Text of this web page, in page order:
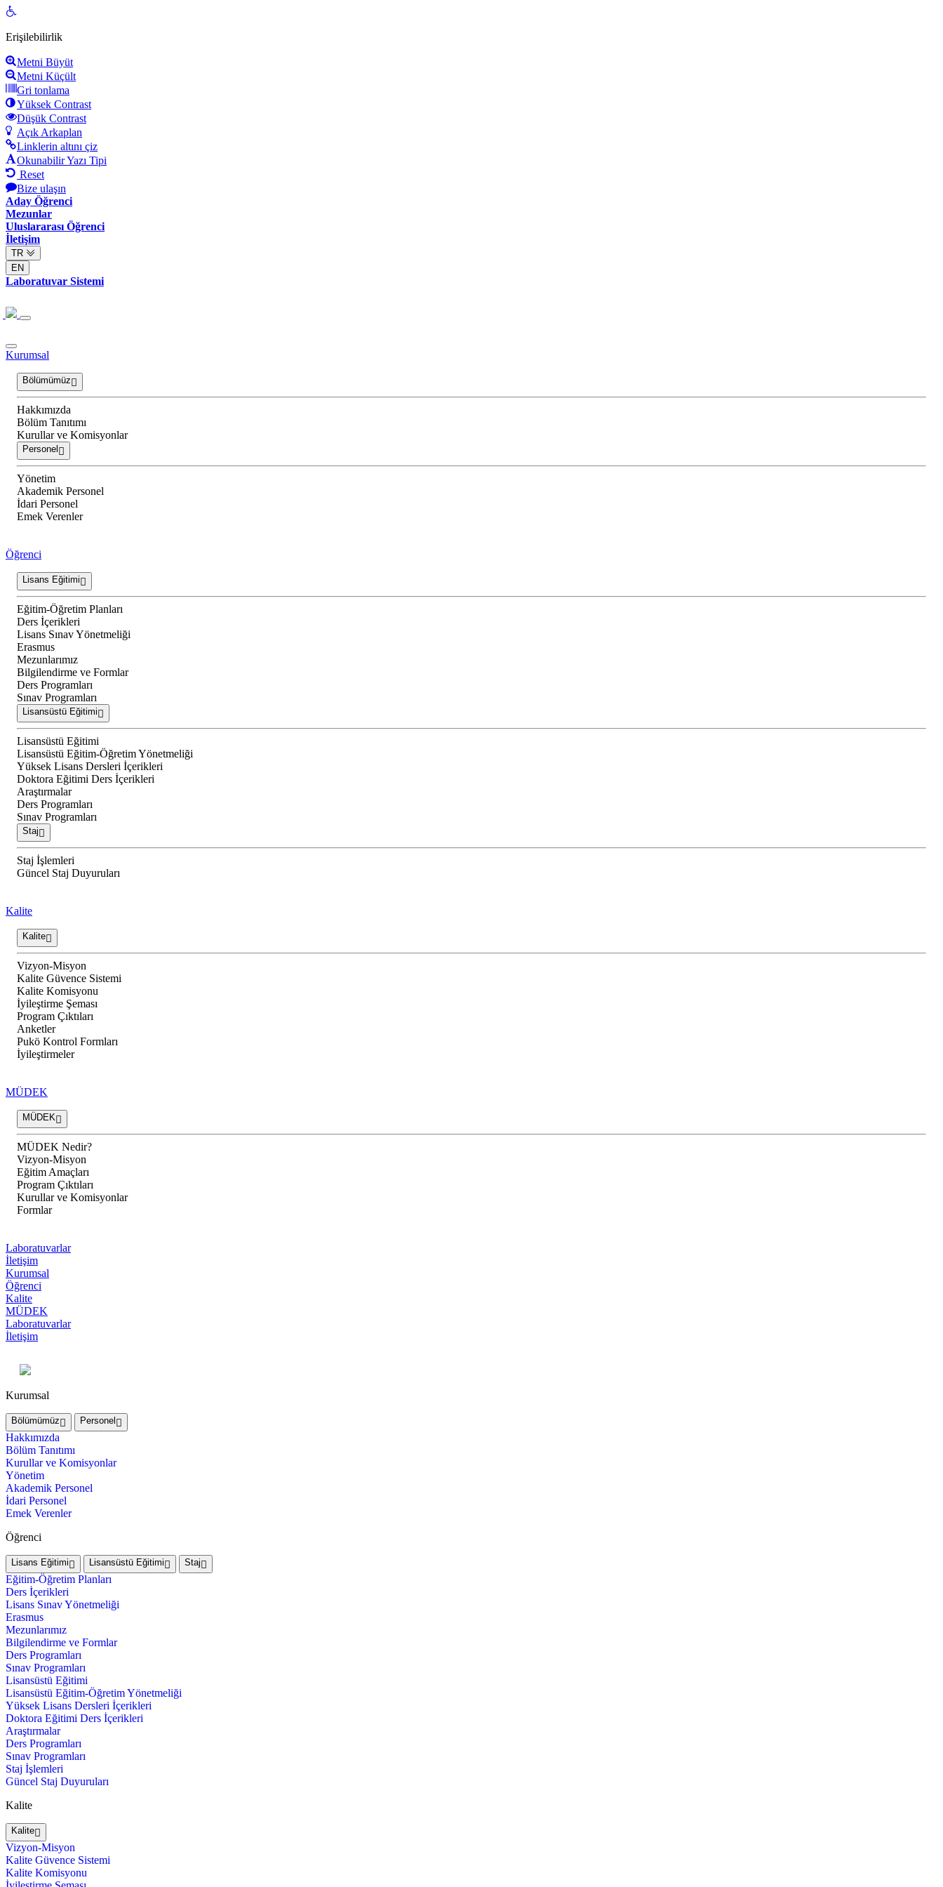
Open
Erişilebilirlik
Metni Büyüt
Metni Küçült
Gri tonlama
Yüksek Contrast
Düşük Contrast
Açık Arkaplan
Linklerin altını çiz
Okunabilir Yazı Tipi
Reset
Bize ulaşın
Aday Öğrenci
Mezunlar
Uluslararası Öğrenci
İletişim
TR
EN
Laboratuvar Sistemi
Kurumsal
Bölümümüz
Hakkımızda
Bölüm Tanıtımı
Kurullar ve Komisyonlar
Personel
Yönetim
Akademik Personel
İdari Personel
Emek Verenler
Öğrenci
Lisans Eğitimi
Eğitim-Öğretim Planları
Ders İçerikleri
Lisans Sınav Yönetmeliği
Erasmus
Mezunlarımız
Bilgilendirme ve Formlar
Ders Programları
Sınav Programları
Lisansüstü Eğitimi
Lisansüstü Eğitimi
Lisansüstü Eğitim-Öğretim Yönetmeliği
Yüksek Lisans Dersleri İçerikleri
Doktora Eğitimi Ders İçerikleri
Araştırmalar
Ders Programları
Sınav Programları
Staj
Staj İşlemleri
Güncel Staj Duyuruları
Kalite
Kalite
Vizyon-Misyon
Kalite Güvence Sistemi
Kalite Komisyonu
İyileştirme Şeması
Program Çıktıları
Anketler
Pukö Kontrol Formları
İyileştirmeler
MÜDEK
MÜDEK
MÜDEK Nedir?
Vizyon-Misyon
Eğitim Amaçları
Program Çıktıları
Kurullar ve Komisyonlar
Formlar
Laboratuvarlar
İletişim
Kurumsal
Öğrenci
Kalite
MÜDEK
Laboratuvarlar
İletişim
Kurumsal
Bölümümüz Personel
Hakkımızda
Bölüm Tanıtımı
Kurullar ve Komisyonlar
Yönetim
Akademik Personel
İdari Personel
Emek Verenler
Öğrenci
Lisans Eğitimi Lisansüstü Eğitimi Staj
Eğitim-Öğretim Planları
Ders İçerikleri
Lisans Sınav Yönetmeliği
Erasmus
Mezunlarımız
Bilgilendirme ve Formlar
Ders Programları
Sınav Programları
Lisansüstü Eğitimi
Lisansüstü Eğitim-Öğretim Yönetmeliği
Yüksek Lisans Dersleri İçerikleri
Doktora Eğitimi Ders İçerikleri
Araştırmalar
Ders Programları
Sınav Programları
Staj İşlemleri
Güncel Staj Duyuruları
Kalite
Kalite
Vizyon-Misyon
Kalite Güvence Sistemi
Kalite Komisyonu